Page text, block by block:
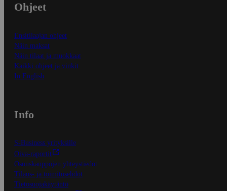
Ohjeet
Ensitilaajan ohjeet
Näin maksat
Näin tilaat ja muokkaat
Kaikki ohjeet ja vinkit
In English
Info
S-Business yrityksille
Oiva-raportit
Osuuskauppojen yhteystiedot
Tilaus- ja toimitusehdot
Tietosuojakäytäntö